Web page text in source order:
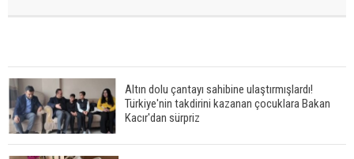
Altın dolu çantayı sahibine ulaştırmışlardı!
Türkiye'nin takdirini kazanan çocuklara Bakan
Kacır'dan sürpriz